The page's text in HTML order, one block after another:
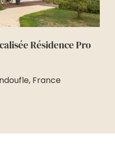
Résidence Pro
France